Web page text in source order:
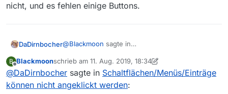
nicht, und es fehlen einige Buttons.
DaDirnbocher@Blackmoon sagte in
angeklickt werden:
JRE: AdoptOpenJDK 11U-
jre_x64_windows_hotspot_11.0.4_11
Das ist das Problem. die JRE von AdoptOpenJDK
B
Offline
Blackmoonschrieb am 11. Aug. 2019, 18:34
zuletzt editiert von Blackmoon 8. Nov. 2019, 20:34
@DaDirnbocher sagte in Schaltflächen/Menüs/Einträge
können nicht angeklickt werden: